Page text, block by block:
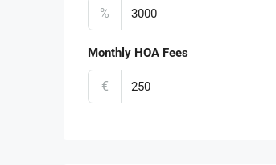
%
Monthly HOA Fees
€